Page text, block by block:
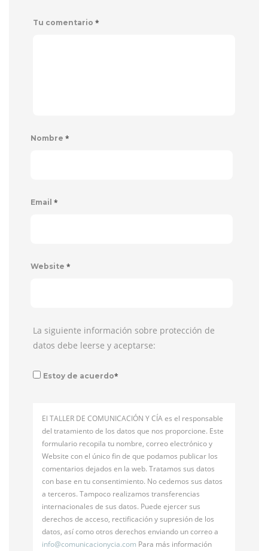
Tu comentario *
Nombre *
Email *
Website *
La siguiente información sobre protección de
datos debe leerse y aceptarse:
Estoy de acuerdo*
El TALLER DE COMUNICACIÓN Y CÍA es el responsable
del tratamiento de los datos que nos proporcione. Este
formulario recopila tu nombre, correo electrónico y
Website con el único fin de que podamos publicar los
comentarios dejados en la web. Tratamos sus datos
con base en tu consentimiento. No cedemos sus datos
a terceros. Tampoco realizamos transferencias
internacionales de sus datos. Puede ejercer sus
derechos de acceso, rectificación y supresión de los
datos, así como otros derechos enviando un correo a
info@comunicacionycia.com Para más información